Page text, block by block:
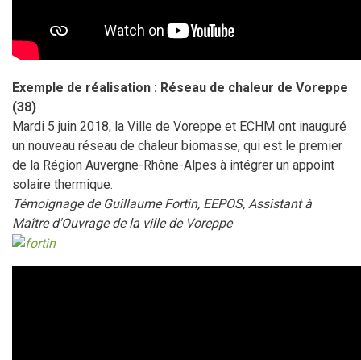
Exemple de réalisation : Réseau de chaleur de Voreppe
(38)
Mardi 5 juin 2018, la Ville de Voreppe et ECHM ont inauguré
un nouveau réseau de chaleur biomasse, qui est le premier
de la Région Auvergne-Rhône-Alpes à intégrer un appoint
solaire thermique.
Témoignage de Guillaume Fortin, EEPOS, Assistant à
Maître d'Ouvrage de la ville de Voreppe